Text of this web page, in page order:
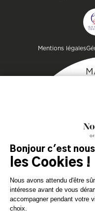
Mentions légales
sur